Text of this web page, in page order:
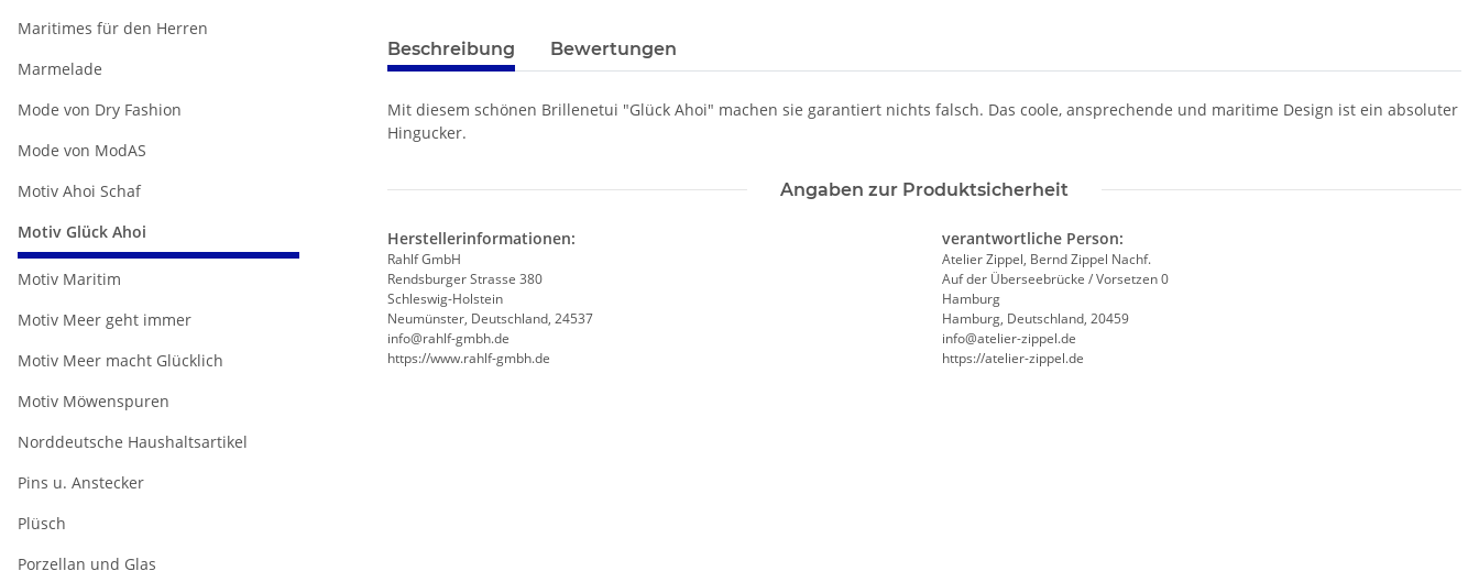
weitere Registerkarten anzeigen
Beschreibung Bewertungen
Mit diesem schönen Brillenetui "Glück Ahoi" machen sie garantiert nichts falsch. Das coole, ansprechende und maritime Design ist ein absoluter
Hingucker.
Angaben zur Produktsicherheit
Herstellerinformationen:
Rahlf GmbH
Rendsburger Strasse 380
Schleswig-Holstein
Neumünster, Deutschland, 24537
info@rahlf-gmbh.de
https://www.rahlf-gmbh.de
verantwortliche Person:
Atelier Zippel, Bernd Zippel Nachf.
Auf der Überseebrücke / Vorsetzen 0
Hamburg
Hamburg, Deutschland, 20459
info@atelier-zippel.de
https://atelier-zippel.de
Maritimes für den Herren
Marmelade
Mode von Dry Fashion
Mode von ModAS
Motiv Ahoi Schaf
Motiv Glück Ahoi
Motiv Maritim
Motiv Meer geht immer
Motiv Meer macht Glücklich
Motiv Möwenspuren
Norddeutsche Haushaltsartikel
Pins u. Anstecker
Plüsch
Porzellan und Glas